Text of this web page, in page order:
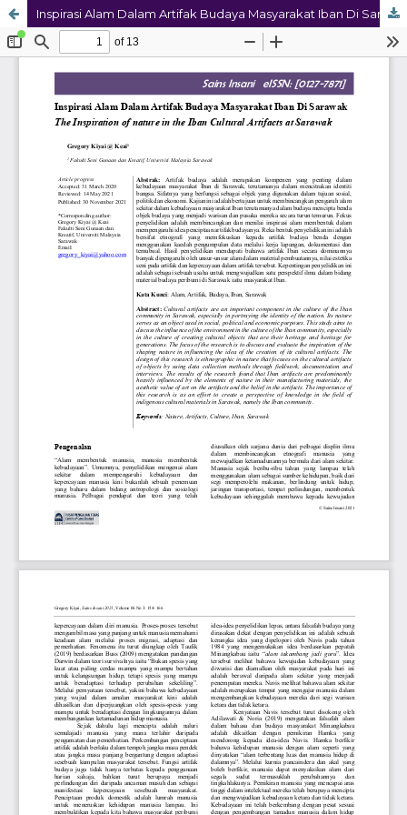
Inspirasi Alam Dalam Artifak Budaya Masyarakat Iban Di Sarawak